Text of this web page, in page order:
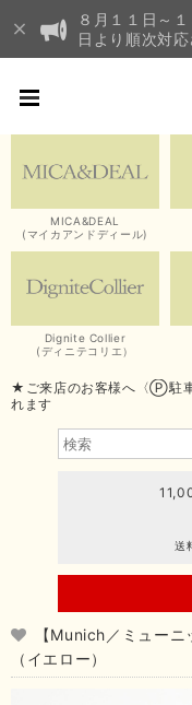
８月１１日～
日より順次対
MICA&DEAL
(マイカアンドディール)
Dignite Collier
(ディニテコリエ）
★ご来店のお客様へ〈Ⓟ駐
れます
送
【Munich／ミュー
（イエロー）